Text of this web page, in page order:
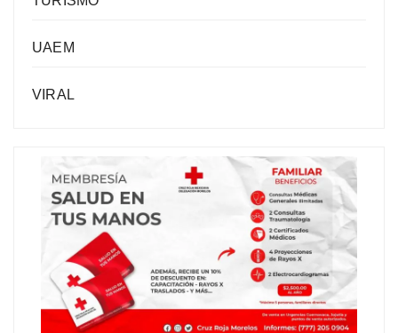
UAEM
VIRAL